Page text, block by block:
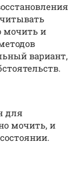
мочить и
вариант,
для
мочить, и